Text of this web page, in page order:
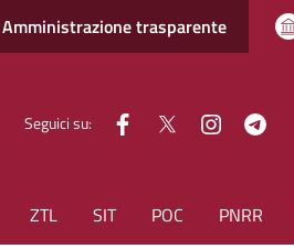
Amministrazione trasparente
Seguici su: facebook
Twitter instagram
ZTL SIT POC PNRR